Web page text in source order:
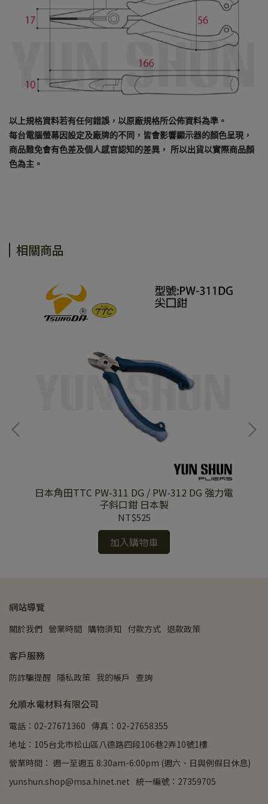
以上規格資料若有任何錯誤，以原廠規格所公佈資料為準。
每台電腦螢幕因設定及廠牌的不同，皆會影響顯示器的顏色呈現，
商品難免會有色差及個人感官認知的差異， 所以出貨以實際商品顏
色為主。
相關商品
日本角田TTC PW-311 DG / PW-312 DG 強力電
子斜口鉗 日本製
NT$525
加入購物車
網站導覽
關於我們 營業時間 購物須知 付款方式 退款政策
客戶服務
防詐騙提醒 隱私政策 我的帳戶 查詢
允順水電材料有限公司
電話：02-27671360 傳真：02-27658355
地址：105台北市松山區八德路四段106巷2弄10號1樓
營業時間： 週一至週五 8:30am-6:00pm (週六、日與例假日休息)
yunshun.shop@msa.hinet.net 統一編號：27359705